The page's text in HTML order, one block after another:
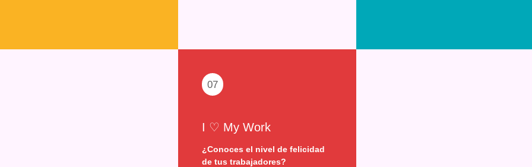
07
I ♡ My Work
¿Conoces el nivel de felicidad
de tus trabajadores?